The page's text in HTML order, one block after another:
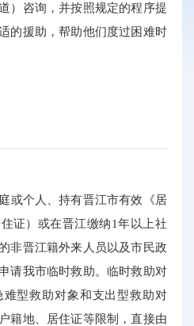
）咨询，并按照规定的程序提
的援助，帮助他们度过困难时
或个人、持有晋江市有效《居
证）或在晋江缴纳1年以上社
非晋江籍外来人员以及市民政
请我市临时救助。临时救助对
型救助对象和支出型救助对
籍地、居住证等限制，直接由